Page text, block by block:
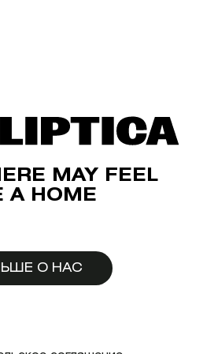
MAY FEEL
A HOME
О НАС